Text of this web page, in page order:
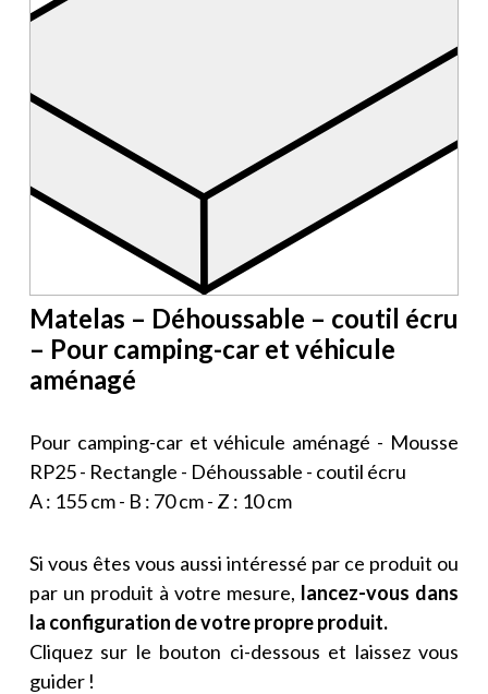
Matelas – Déhoussable – coutil écru
– Pour camping-car et véhicule
aménagé
Pour camping-car et véhicule aménagé - Mousse
RP25 - Rectangle - Déhoussable - coutil écru
A : 155 cm - B : 70 cm - Z : 10 cm
Si vous êtes vous aussi intéressé par ce produit ou
par un produit à votre mesure, lancez-vous dans
la configuration de votre propre produit.
Cliquez sur le bouton ci-dessous et laissez vous
guider !